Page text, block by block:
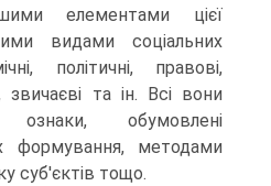
елементами цієї
видами соціальних
політичні, правові,
звичаєві та ін. Всі вони
обумовлені
формування, методами
суб'єктів тощо.